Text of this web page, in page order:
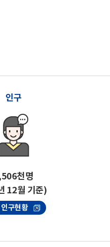
인구
천명
12월 기준)
구현황